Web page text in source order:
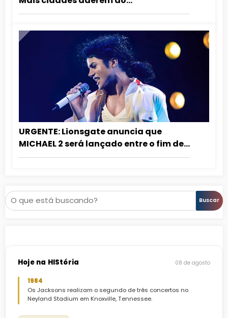
relançamento de MICHAEL nos
URGENTE: Lionsgate anuncia que
MICHAEL 2 será lançado entre o fim de
2027 e o início de 2028!
Pesquisar Buscar
Hoje na HIStória 08 de agosto
1984
Os Jacksons realizam o segundo de três concertos no
Neyland Stadium em Knoxville, Tennessee.